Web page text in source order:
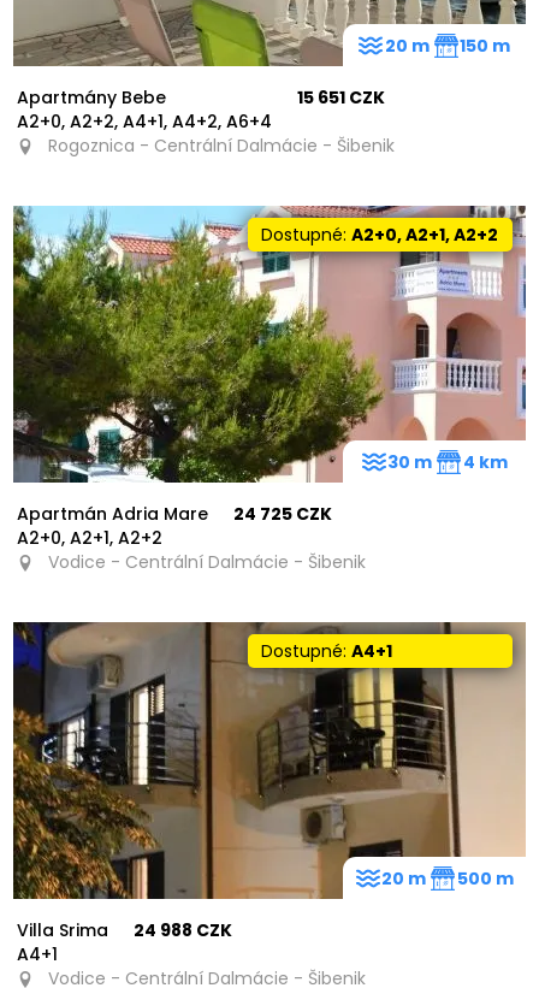
Apartmány Bebe
A2+0, A2+2, A4+1, A4+2, A6+4
15 651 CZK
Rogoznica - Centrální Dalmácie - Šibenik
20 m 150 m
Dostupné:A2+0, A2+1, A2+2
Apartmán Adria Mare
A2+0, A2+1, A2+2
24 725 CZK
Vodice - Centrální Dalmácie - Šibenik
30 m 4 km
Dostupné:A4+1
Villa Srima
A4+1
24 988 CZK
Vodice - Centrální Dalmácie - Šibenik
20 m 500 m